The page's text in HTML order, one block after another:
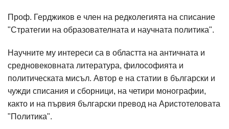
Проф. Герджиков е член на редколегията на списание
"Стратегии на образователната и научната политика".
Научните му интереси са в областта на античната и
средновековната литература, философията и
политическата мисъл. Автор е на статии в български и
чужди списания и сборници, на четири монографии,
както и на първия български превод на Аристотеловата
"Политика".